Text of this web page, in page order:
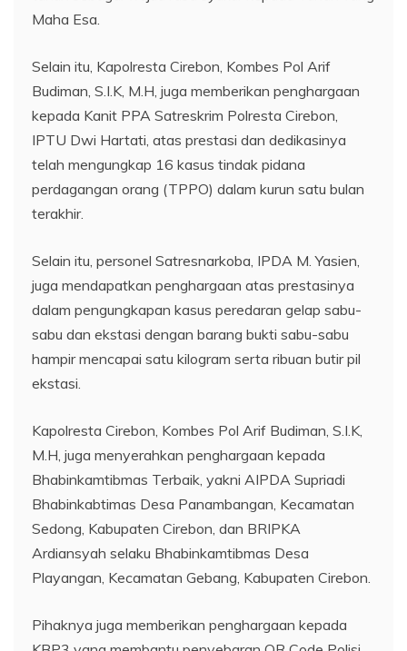
Maha Esa.
Selain itu, Kapolresta Cirebon, Kombes Pol Arif
Budiman, S.I.K, M.H, juga memberikan penghargaan
kepada Kanit PPA Satreskrim Polresta Cirebon,
IPTU Dwi Hartati, atas prestasi dan dedikasinya
telah mengungkap 16 kasus tindak pidana
perdagangan orang (TPPO) dalam kurun satu bulan
terakhir.
Selain itu, personel Satresnarkoba, IPDA M. Yasien,
juga mendapatkan penghargaan atas prestasinya
dalam pengungkapan kasus peredaran gelap sabu-
sabu dan ekstasi dengan barang bukti sabu-sabu
hampir mencapai satu kilogram serta ribuan butir pil
ekstasi.
Kapolresta Cirebon, Kombes Pol Arif Budiman, S.I.K,
M.H, juga menyerahkan penghargaan kepada
Bhabinkamtibmas Terbaik, yakni AIPDA Supriadi
Bhabinkabtimas Desa Panambangan, Kecamatan
Sedong, Kabupaten Cirebon, dan BRIPKA
Ardiansyah selaku Bhabinkamtibmas Desa
Playangan, Kecamatan Gebang, Kabupaten Cirebon.
Pihaknya juga memberikan penghargaan kepada